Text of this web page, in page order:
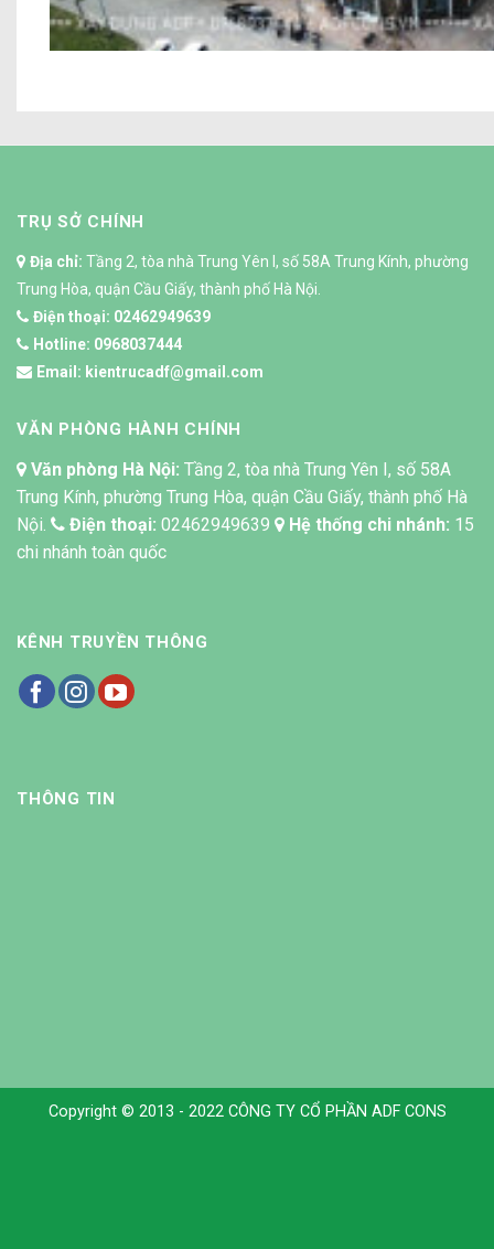
Nhà ở kết hợp kinh doanh
TRỤ SỞ CHÍNH
Địa chỉ: Tầng 2, tòa nhà Trung Yên I, số 58A Trung Kính, phường
Trung Hòa, quận Cầu Giấy, thành phố Hà Nội.
Điện thoại: 02462949639
Hotline: 0968037444
Email: kientrucadf@gmail.com
VĂN PHÒNG HÀNH CHÍNH
Văn phòng Hà Nội: Tầng 2, tòa nhà Trung Yên I, số 58A
Trung Kính, phường Trung Hòa, quận Cầu Giấy, thành phố Hà
Nội.
Điện thoại: 02462949639 Hệ thống chi nhánh: 15
chi nhánh toàn quốc
KÊNH TRUYỀN THÔNG
THÔNG TIN
Copyright © 2013 - 2022 CÔNG TY CỔ PHẦN ADF CONS